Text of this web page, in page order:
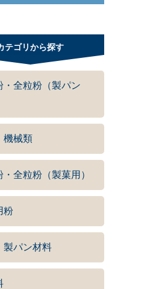
テゴリから探す
・全粒粉（製パン
機械類
・全粒粉（製菓用）
粉
製パン材料